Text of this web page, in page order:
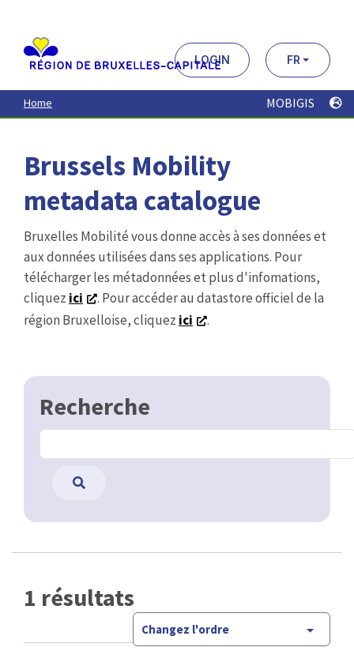
contenu
principal
LOGIN FR
Home MOBIGIS
Brussels Mobility
metadata catalogue
Bruxelles Mobilité vous donne accès à ses données et
aux données utilisées dans ses applications. Pour
télécharger les métadonnées et plus d'infomations,
cliquez ici
. Pour accéder au datastore officiel de la
région Bruxelloise, cliquez ici .
Recherche
1 résultats
Changez l'ordre